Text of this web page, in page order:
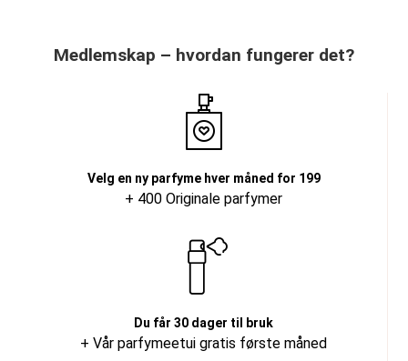
Medlemskap – hvordan fungerer det?
Velg en ny parfyme hver måned for 199
+ 400 Originale parfymer
Du får 30 dager til bruk
+ Vår parfymeetui gratis første måned